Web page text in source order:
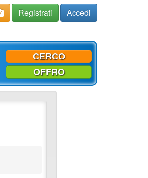
Registrati Accedi
CERCO
OFFRO